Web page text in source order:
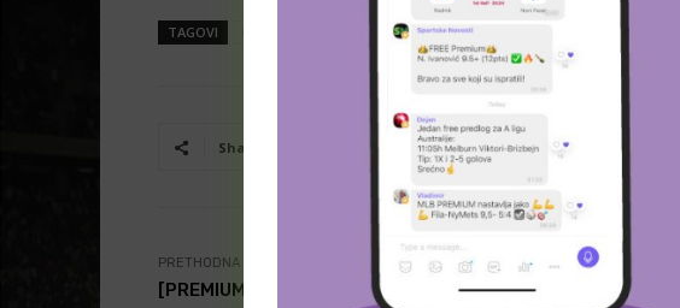
TAGOVI Juventus Serija A
Share Facebook Twitter
PRETHODNA VEST
[PREMIUM] NBA – Poeni igrača (sreda)
LIGA